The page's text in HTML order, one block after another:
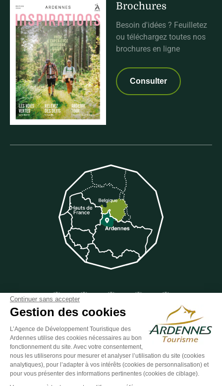
Brochures
Besoin d'idées ? Feuilletez
ou téléchargez toutes nos
brochures en ligne
Consulter
Suivez-nous sur Facebook
ESPACE GROUPES ESPACE PRESSE ESPACE PRO
Plan du site-Politique de confidentialité -Mentions légales -
Éditer mes cookies -Made with byIRIS Interactive
Continuer sans accepter
Gestion des cookies
L’Agence de Développement Touristique des
Ardennes utilise des cookies nécessaires au bon
fonctionnement du site. Avec votre consentement,
nous les utiliserons pour mesurer et analyser l’utilisation du site (cookies
analytiques), pour l’adapter à vos intérêts (cookies de personnalisation) et
pour vous présenter des informations pertinentes (cookies de ciblage).